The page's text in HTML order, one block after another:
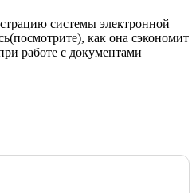
системы электронной
как она сэкономит
работе с документами